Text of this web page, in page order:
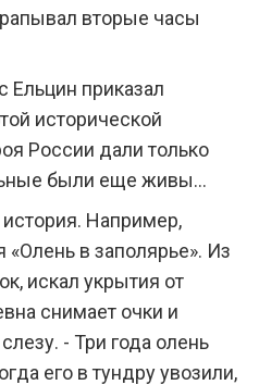
вторые часы
Ельцин приказал
исторической
России дали только
были еще живы...
Например,
в заполярье». Из
искал укрытия от
снимает очки и
- Три года олень
его в тундру увозили,